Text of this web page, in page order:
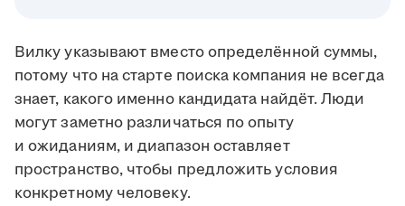
Вилку указывают вместо определённой суммы,
потому что на старте поиска компания не всегда
знает, какого именно кандидата найдёт. Люди
могут заметно различаться по опыту
и ожиданиям, и диапазон оставляет
пространство, чтобы предложить условия
конкретному человеку.